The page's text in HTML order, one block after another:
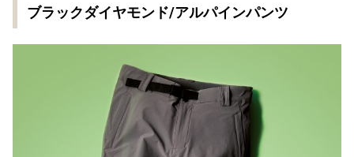
ブラックダイヤモンド/アルパインパンツ